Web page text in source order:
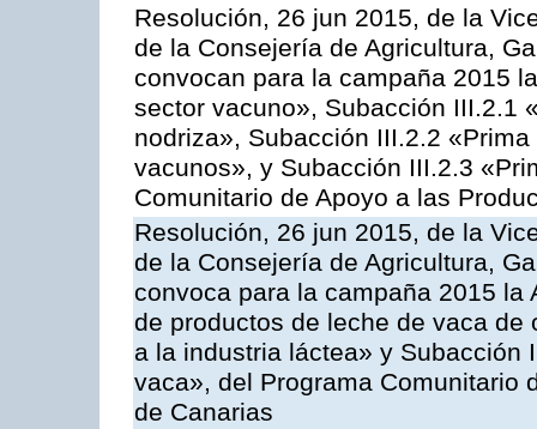
Resolución, 26 jun 2015, de la
de la Consejería de Agricultura,
convocan para la campaña 2015
sector vacuno», Subacción III.2.1
nodriza», Subacción III.2.2
vacunos», y Subacción III.2.3
Comunitario de Apoyo a las
Resolución, 26 jun 2015, de la
de la Consejería de Agricultura,
convoca para la campaña 2015
de productos de leche de vaca
a la industria láctea» y Subacción
vaca», del Programa Comunitario
de Canarias